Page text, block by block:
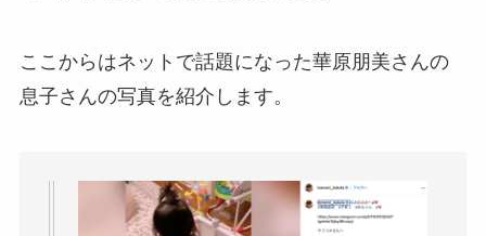
ここからはネットで話題になった華原朋美さんの
息子さんの写真を紹介します。